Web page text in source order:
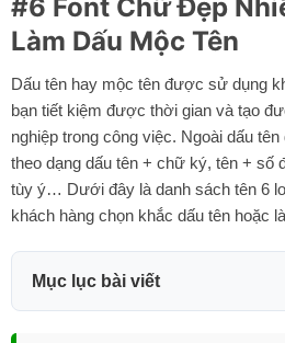
#6 Font Chữ Đẹp
Làm Dấu Mộc Tên
Dấu tên hay mộc tên được sử dụng
bạn tiết kiệm được thời gian và tạo
nghiệp trong công việc. Ngoài dấu
theo dạng dấu tên + chữ ký, tên + số
tùy ý… Dưới đây là danh sách tên 6
khách hàng chọn khắc dấu tên hoặc
Mục lục bài viết